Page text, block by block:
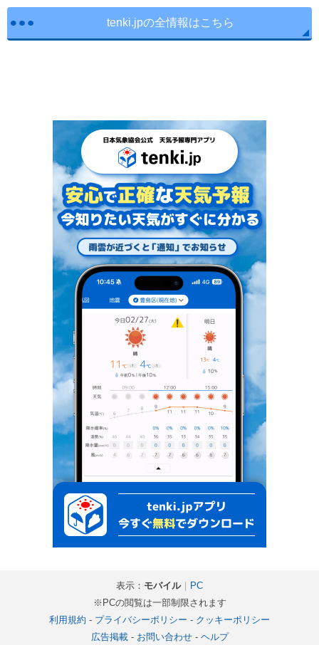
tenki.jpの全情報はこちら
表示： モバイル｜ PC
※PCの閲覧は一部制限されます
利用規約 - プライバシーポリシー - クッキーポリシー
広告掲載- お問い合わせ- ヘルプ